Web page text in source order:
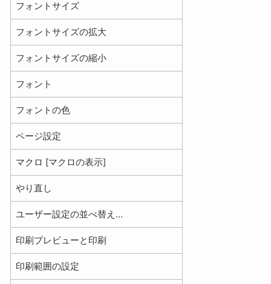
フォントサイズ
フォントサイズの拡大
フォントサイズの縮小
フォント
フォントの色
ページ設定
マクロ [マクロの表示]
やり直し
ユーザー設定の並べ替え...
印刷プレビューと印刷
印刷範囲の設定